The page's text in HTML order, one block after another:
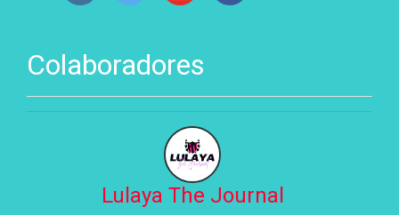
Colaboradores
Lulaya The Journal